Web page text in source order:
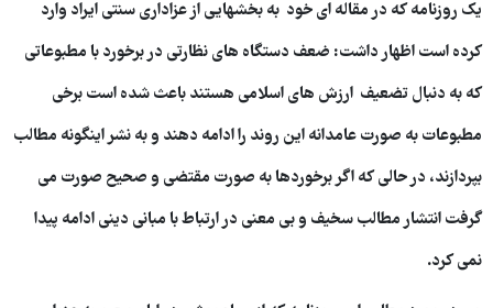
یک روزنامه که در مقاله ای خود به بخشهایی از عزاداری سنتی ایراد وارد
کرده است اظهار داشت: ضعف دستگاه های نظارتی در برخورد با مطبوعاتی
که به دنبال تضعیف ارزش های اسلامی هستند باعث شده است برخی
مطبوعات به صورت عامدانه این روند را ادامه دهند و به نشر اینگونه مطالب
بپردازند، در حالی که اگر برخوردها به صورت مقتضی و صحیح صورت می
گرفت انتشار مطالب سخیف و بی معنی در ارتباط با مبانی دینی ادامه پیدا
نمی کرد.